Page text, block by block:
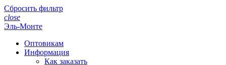
Сбросить фильтр
close
Эль-Монте
Оптовикам
Информация
Как заказать